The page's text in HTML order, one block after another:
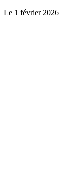
Le 1 février 2026